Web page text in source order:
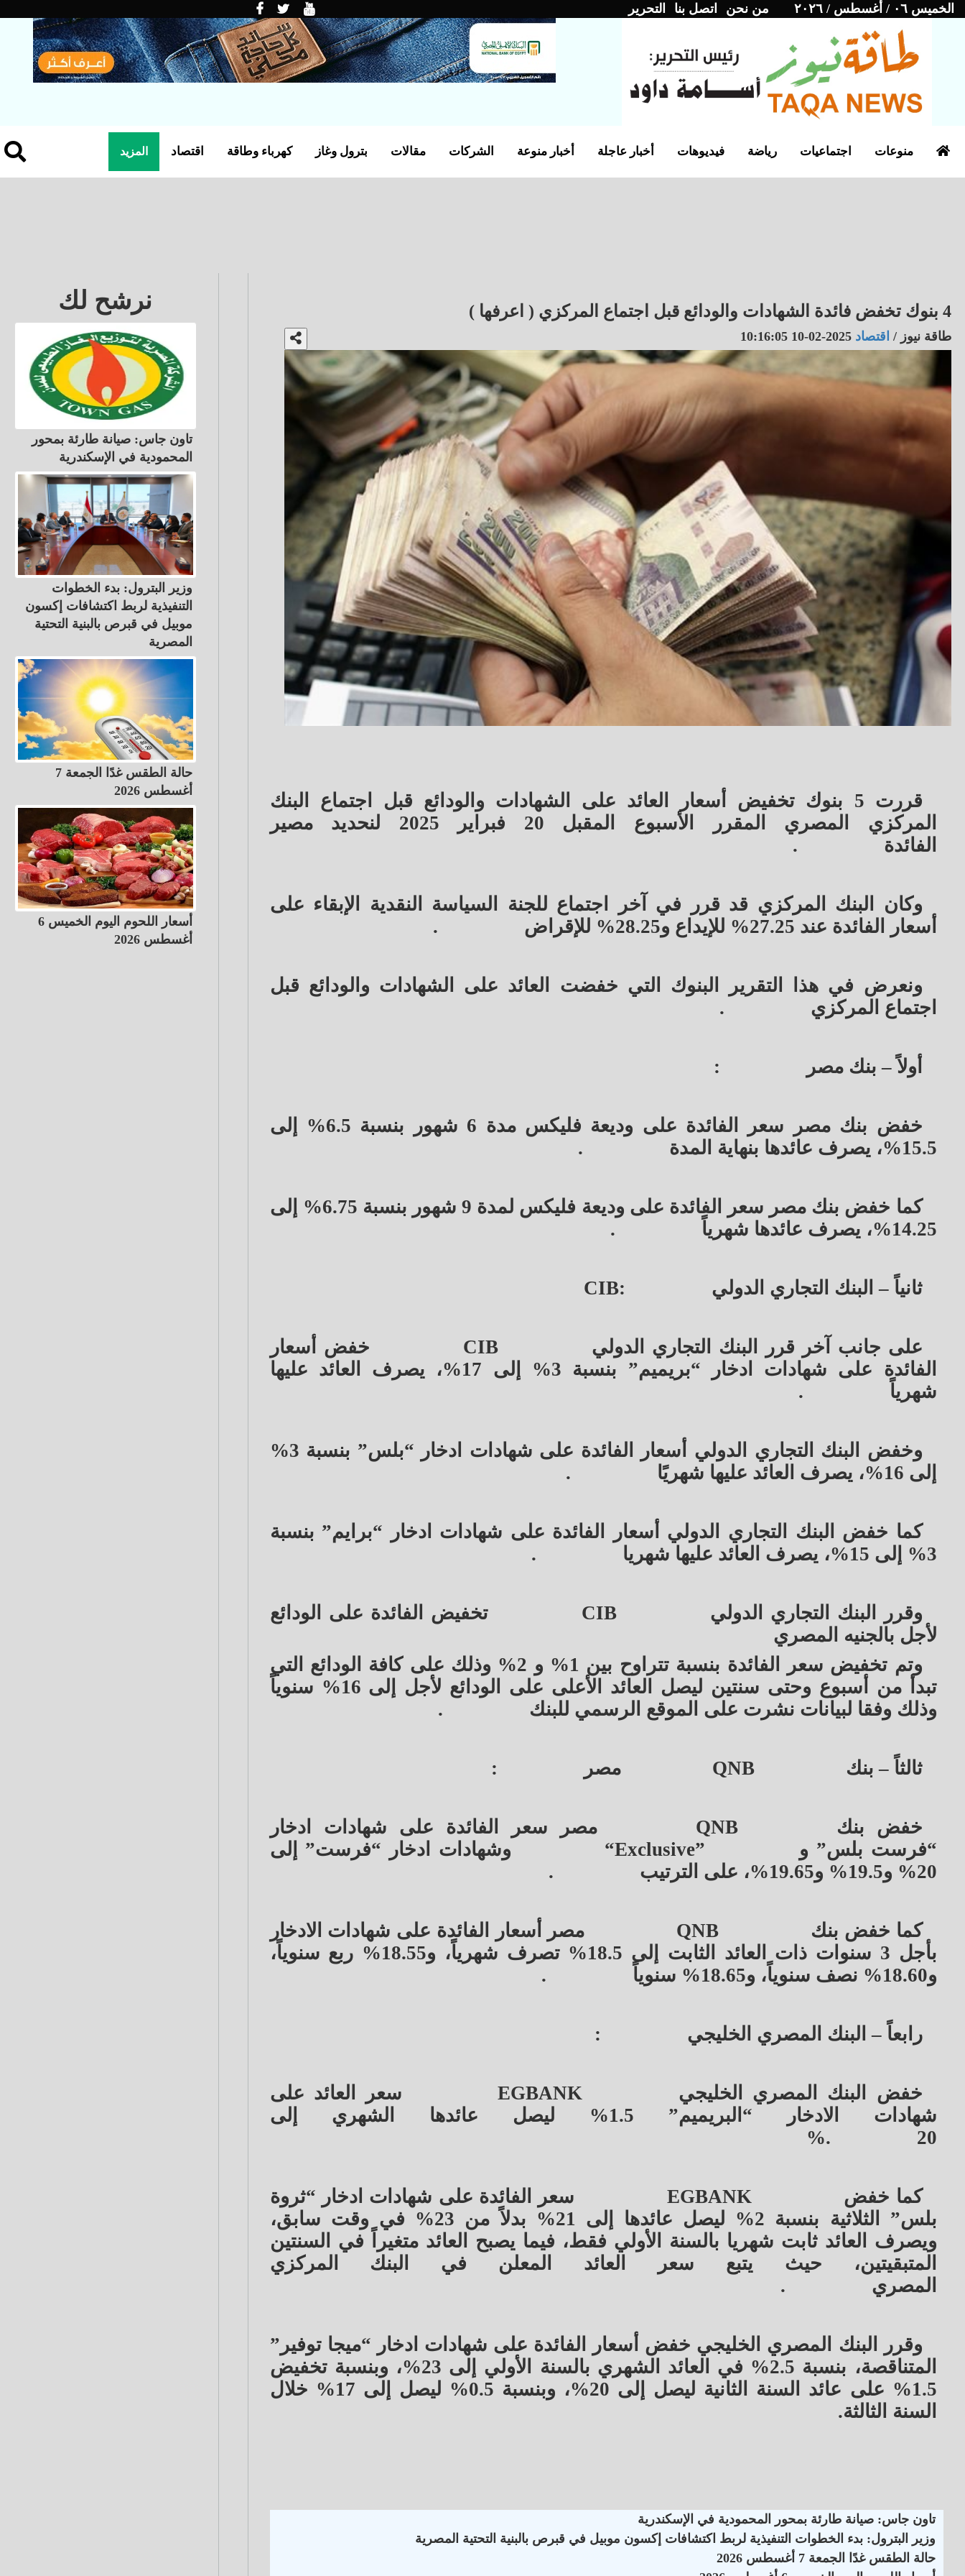
الخميس ٠٦ / أغسطس / ٢٠٢٦ من نحن اتصل بنا التحرير
المزيد اقتصاد كهرباء وطاقة بترول وغاز مقالات الشركات أخبار منوعة أخبار عاجلة فيديوهات رياضة اجتماعيات منوعات
4 بنوك تخفض فائدة الشهادات والودائع قبل اجتماع المركزي ( اعرفها )
طاقة نيوز / اقتصاد2025-02-10 10:16:05
قررت 5 بنوك تخفيض أسعار العائد على الشهادات والودائع قبل اجتماع البنك
المركزي المصري المقرر الأسبوع المقبل 20 فبراير 2025 لنحديد مصير
الفائدة
.
وكان البنك المركزي قد قرر في آخر اجتماع للجنة السياسة النقدية الإبقاء على
أسعار الفائدة عند 27.25% للإيداع و28.25% للإقراض
.
ونعرض في هذا التقرير البنوك التي خفضت العائد على الشهادات والودائع قبل
اجتماع المركزي
.
أولاً – بنك مصر :
خفض بنك مصر سعر الفائدة على وديعة فليكس مدة 6 شهور بنسبة 6.5% إلى
15.5%، يصرف عائدها بنهاية المدة
.
كما خفض بنك مصر سعر الفائدة على وديعة فليكس لمدة 9 شهور بنسبة 6.75% إلى
14.25%، يصرف عائدها شهرياً
.
ثانياً – البنك التجاري الدولي CIB:
على جانب آخر قرر البنك التجاري الدولي CIB
خفض أسعار
الفائدة على شهادات ادخار “بريميم” بنسبة 3% إلى 17%، يصرف العائد عليها
شهرياً
.
وخفض البنك التجاري الدولي أسعار الفائدة على شهادات ادخار “بلس” بنسبة 3%
إلى 16%، يصرف العائد عليها شهريًا
.
كما خفض البنك التجاري الدولي أسعار الفائدة على شهادات ادخار “برايم” بنسبة
3% إلى 15%، يصرف العائد عليها شهريا
.
وقرر البنك التجاري الدولي CIB
تخفيض الفائدة على الودائع
لأجل بالجنيه المصري
وتم تخفيض سعر الفائدة بنسبة تتراوح بين 1% و 2% وذلك على كافة الودائع التي
تبدأ من أسبوع وحتى سنتين ليصل العائد الأعلى على الودائع لأجل إلى 16% سنوياً
وذلك وفقا لبيانات نشرت على الموقع الرسمي للبنك
.
ثالثاً – بنك QNB مصر :
خفض بنك QNB
مصر سعر الفائدة على شهادات ادخار
“فرست بلس” و
“Exclusive”
وشهادات ادخار “فرست” إلى
20% و19.5% و19.65%، على الترتيب
.
كما خفض بنك QNB
مصر أسعار الفائدة على شهادات الادخار
بأجل 3 سنوات ذات العائد الثابت إلى 18.5% تصرف شهرياً، و18.55% ربع سنوياً،
و18.60% نصف سنوياً، و18.65% سنوياً
.
رابعاً – البنك المصري الخليجي :
خفض البنك المصري الخليجي EGBANK
سعر العائد على
شهادات الادخار “البريميم” 1.5% ليصل عائدها الشهري إلى
20
%.
كما خفض EGBANK
سعر الفائدة على شهادات ادخار “ثروة
بلس” الثلاثية بنسبة 2% ليصل عائدها إلى 21% بدلاً من 23% في وقت سابق،
ويصرف العائد ثابت شهريا بالسنة الأولي فقط، فيما يصبح العائد متغيراً في السنتين
المتبقيتين، حيث يتبع سعر العائد المعلن في البنك المركزي
المصري
.
وقرر البنك المصري الخليجي خفض أسعار الفائدة على شهادات ادخار “ميجا توفير”
المتناقصة، بنسبة 2.5% في العائد الشهري بالسنة الأولي إلى 23%، وبنسبة تخفيض
1.5% على عائد السنة الثانية ليصل إلى 20%، وبنسبة 0.5% ليصل إلى 17% خلال
السنة الثالثة.
تاون جاس: صيانة طارئة بمحور المحمودية في الإسكندرية
وزير البترول: بدء الخطوات التنفيذية لربط اكتشافات إكسون موبيل في قبرص بالبنية التحتية المصرية
حالة الطقس غدًا الجمعة 7 أغسطس 2026
نرشح لك
تاون جاس: صيانة طارئة بمحور
المحمودية في الإسكندرية
وزير البترول: بدء الخطوات
التنفيذية لربط اكتشافات إكسون
موبيل في قبرص بالبنية التحتية
المصرية
حالة الطقس غدًا الجمعة 7
أغسطس 2026
أسعار اللحوم اليوم الخميس 6
أغسطس 2026